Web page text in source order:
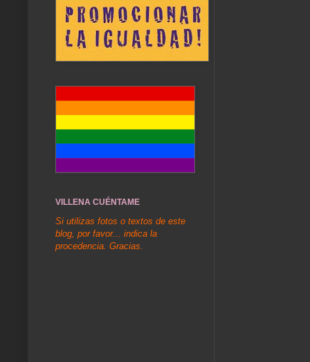
VILLENA CUÉNTAME
Si utilizas fotos o textos de este
blog, por favor... indica la
procedencia. Gracias.